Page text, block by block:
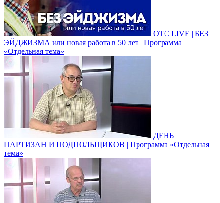
ОТС LIVE | БЕЗ
ЭЙДЖИЗМА или новая работа в 50 лет | Программа
«Отдельная тема»
ДЕНЬ
ПАРТИЗАН И ПОДПОЛЬЩИКОВ | Программа «Отдельная
тема»